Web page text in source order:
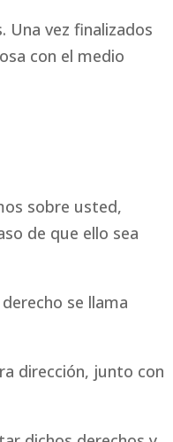
Una vez finalizados
con el medio
sobre usted,
de que ello sea
se llama
dirección, junto con